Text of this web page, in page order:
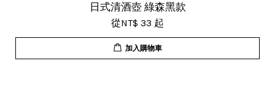
日式清酒壺 綠森黑款
從NT$ 33 起
加入購物車